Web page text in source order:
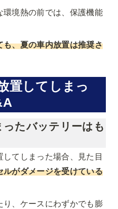
境熱の前では、保護機能
、夏の車内放置は推奨さ
置してしまっ
たバッテリーはも
てしまった場合、見た目
ルがダメージを受けている
、ケースにわずかでも膨